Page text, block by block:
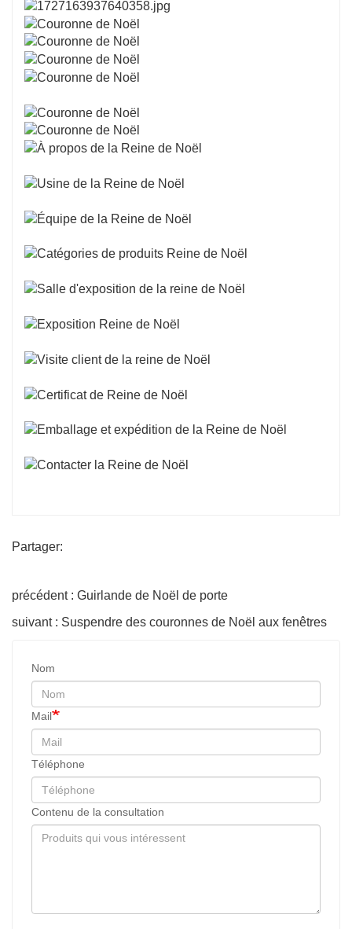
Partager:
précédent : Guirlande de Noël de porte
suivant : Suspendre des couronnes de Noël aux fenêtres
Nom
Mail
Téléphone
Contenu de la consultation